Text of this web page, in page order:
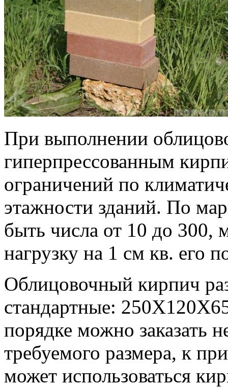
При выполнении
гиперпрессованным
ограничений по
этажности зданий. По
быть числа от 10 до 300,
нагрузку на 1 см кв. его
Облицовочный кирпич
стандартные:
порядке можно заказать
требуемого размера, к
может использоваться